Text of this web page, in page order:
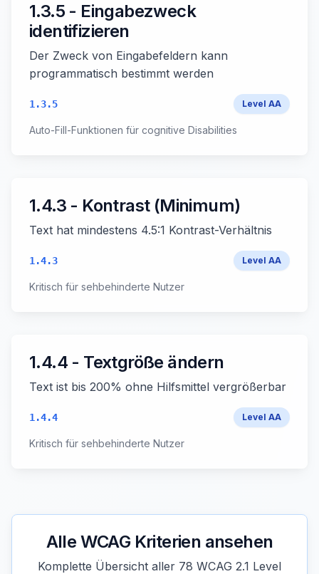
1.3.5 - Eingabezweck
identifizieren
Der Zweck von Eingabefeldern kann
programmatisch bestimmt werden
1.3.5 Level AA
Auto-Fill-Funktionen für cognitive Disabilities
1.4.3 - Kontrast (Minimum)
Text hat mindestens 4.5:1 Kontrast-Verhältnis
1.4.3 Level AA
Kritisch für sehbehinderte Nutzer
1.4.4 - Textgröße ändern
Text ist bis 200% ohne Hilfsmittel vergrößerbar
1.4.4 Level AA
Kritisch für sehbehinderte Nutzer
Alle WCAG Kriterien ansehen
Komplette Übersicht aller 78 WCAG 2.1 Level